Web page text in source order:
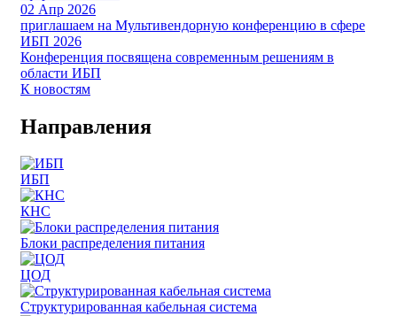
02 Апр 2026
приглашаем на Мультивендорную конференцию в сфере
ИБП 2026
Конференция посвящена современным решениям в
области ИБП
К новостям
Направления
ИБП
КНС
Блоки распределения питания
ЦОД
Структурированная кабельная система